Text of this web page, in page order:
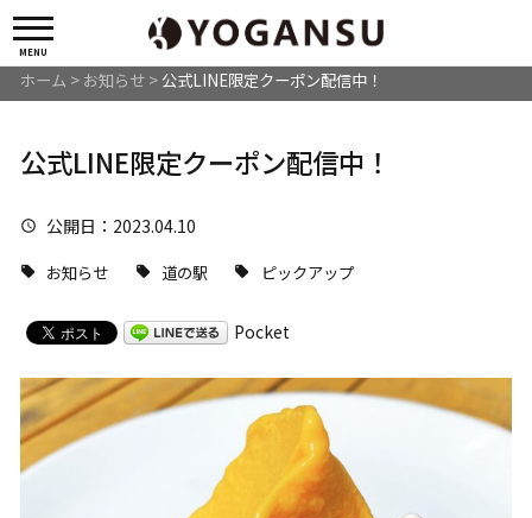
MENU
ホーム > お知らせ> 公式LINE限定クーポン配信中！
公式LINE限定クーポン配信中！
公開日 ：2023.04.10
お知らせ 道の駅 ピックアップ
Pocket